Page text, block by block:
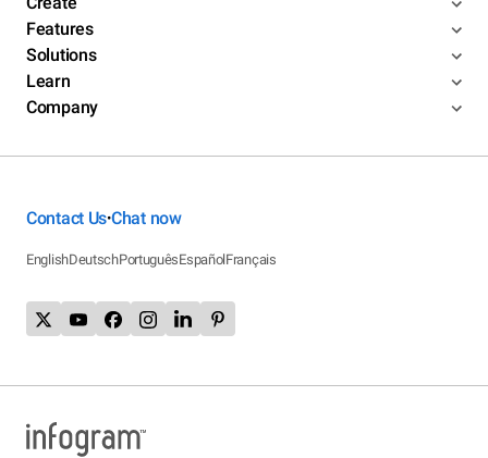
Features
Solutions
Learn
Company
Contact Us•Chat now
EnglishDeutschPortuguêsEspañolFrançais